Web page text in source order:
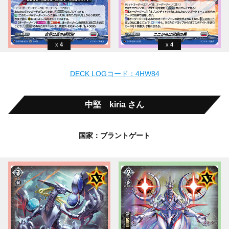
4 4
DECK LOGコード：4HW84
中堅 kiria さん
国家：ブラントゲート